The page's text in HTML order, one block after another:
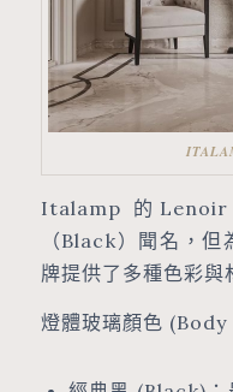
Italamp 的
（Black）聞名，
牌提供了多種色彩與
燈體玻璃顏色 (Body